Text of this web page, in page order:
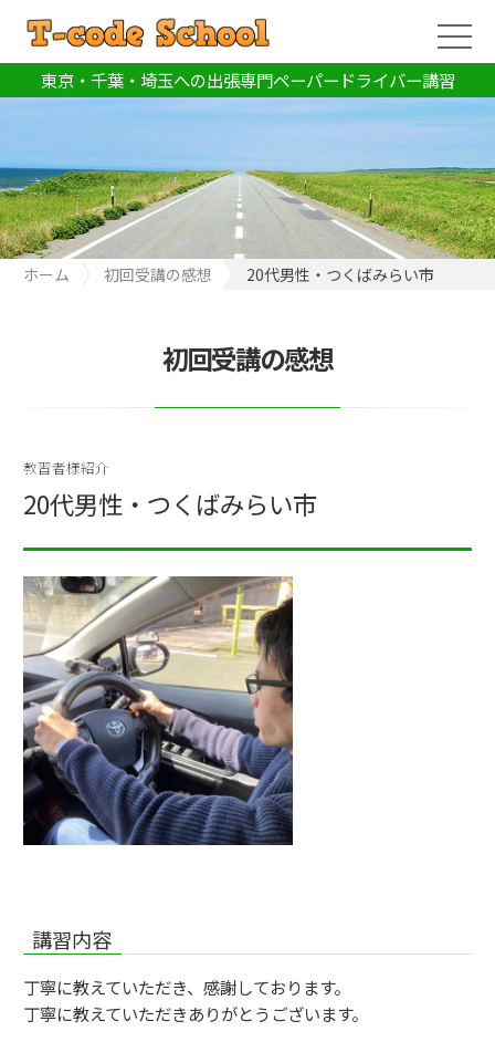
東京・千葉・埼玉への出張専門ペーパードライバー講習
ホーム 初回受講の感想 20代男性・つくばみらい市
初回受講の感想
教習者様紹介
20代男性・つくばみらい市
講習内容
丁寧に教えていただき、感謝しております。
丁寧に教えていただきありがとうございます。